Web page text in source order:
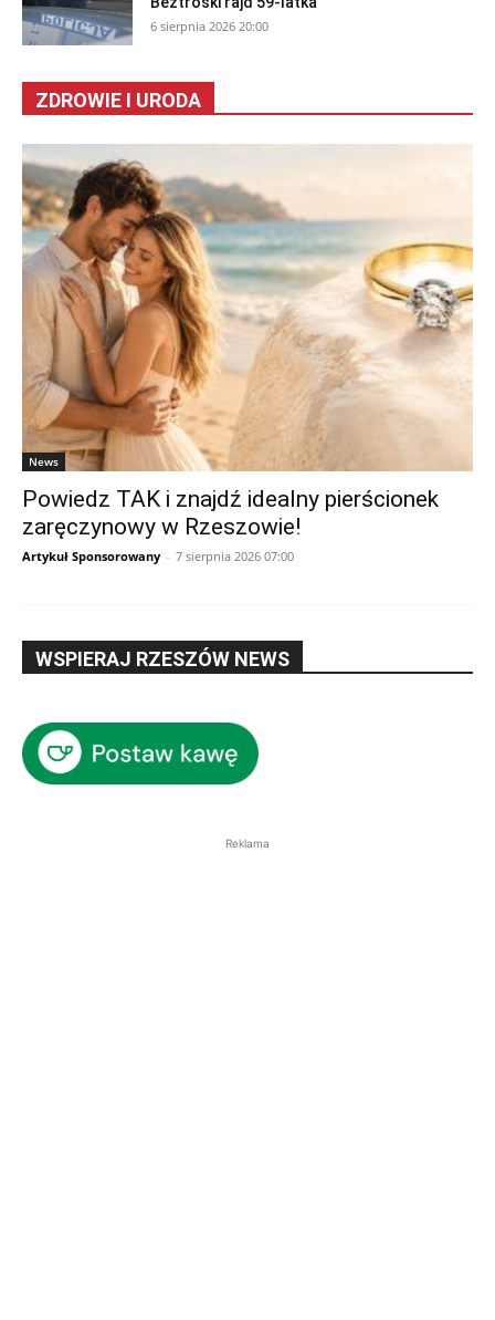
6 sierpnia 2026 20:00
ZDROWIE I URODA
News
Powiedz TAK i znajdź idealny pierścionek
zaręczynowy w Rzeszowie!
Artykuł Sponsorowany - 7 sierpnia 2026 07:00
WSPIERAJ RZESZÓW NEWS
Reklama